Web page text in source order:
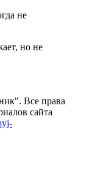
не
но не
Все права
сайта